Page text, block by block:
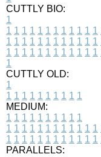
CUTTLY BIO:
1
1 1 1 1 1 1 1 1 1 1 1 1
1 1 1 1 1 1 1 1 1 1 1 1
1 1 1 1 1 1 1 1 1 1 1 1
1
CUTTLY OLD:
1
1 1 1 1 1 1 1 1 1 1
MEDIUM:
1 1 1 1 1 1 1 1 1 1
1 1 1 1 1 1 1 1 1 1 1 1
1 1 1 1 1 1 1 1 1 1 1 1
PARALLELS: